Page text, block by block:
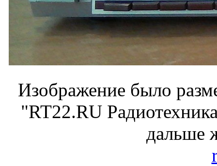
Изображение было
"RT22.RU
дальше